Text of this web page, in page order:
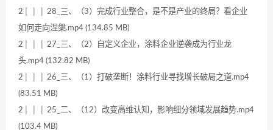
2│ │ │ 28_三、（3）完成行业整合，是不是产业的终局？看企业
如何走向涅槃.mp4 (134.85 MB)
2│ │ │ 27_三、（2）自定义企业，涂料企业逆袭成为行业龙
头.mp4 (132.82 MB)
2│ │ │ 26_三、（1）打破垄断！涂料行业寻找增长破局之道.mp4
(83.51 MB)
2│ │ │ 25_二、（12）改变高维认知，影响细分领域发展趋势.mp4
(103.4 MB)